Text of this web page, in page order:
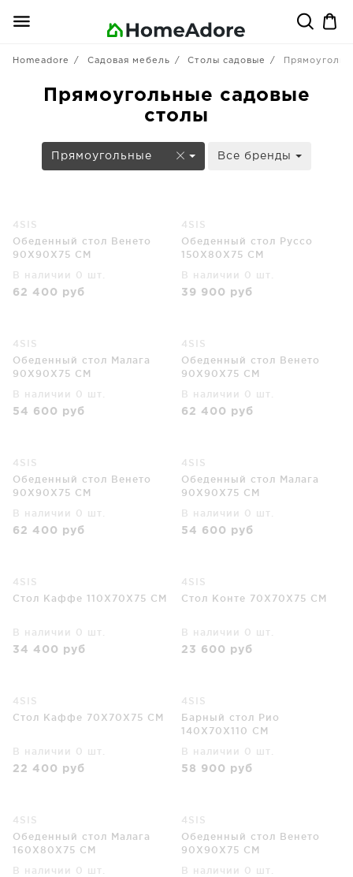
Homeadore Садовая мебель Столы садовые
Прямоугольные садовые
столы
Прямоугольные Все бренды
4SIS
Обеденный стол Венето
90X90X75 CM
В наличии 0 шт.
62 400 руб
4SIS
Обеденный стол Руссо
150X80X75 CM
В наличии 0 шт.
39 900 руб
4SIS
Обеденный стол Малага
90X90X75 CM
В наличии 0 шт.
54 600 руб
4SIS
Обеденный стол Венето
90X90X75 CM
В наличии 0 шт.
62 400 руб
4SIS
Обеденный стол Венето
90X90X75 CM
В наличии 0 шт.
62 400 руб
4SIS
Обеденный стол Малага
90X90X75 CM
В наличии 0 шт.
54 600 руб
4SIS
Стол Каффе 110X70X75 CM
В наличии 0 шт.
34 400 руб
4SIS
Стол Конте 70X70X75 CM
В наличии 0 шт.
23 600 руб
4SIS
Стол Каффе 70X70X75 CM
В наличии 0 шт.
22 400 руб
4SIS
Барный стол Рио
140X70X110 CM
В наличии 0 шт.
58 900 руб
4SIS
Обеденный стол Малага
160X80X75 CM
В наличии 0 шт.
4SIS
Обеденный стол Венето
90X90X75 CM
В наличии 0 шт.